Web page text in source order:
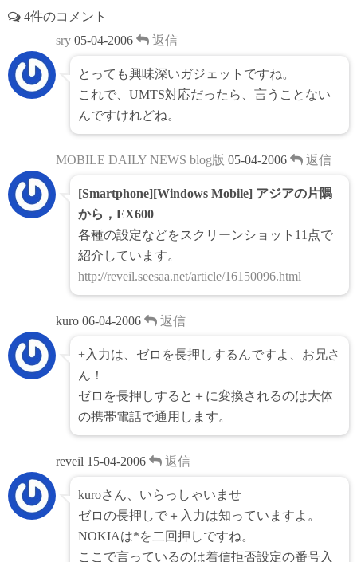
4件のコメント
sry 05-04-2006 返信
とっても興味深いガジェットですね。
これで、UMTS対応だったら、言うことない
んですけれどね。
MOBILE DAILY NEWS blog版 05-04-2006 返信
[Smartphone][Windows Mobile] アジアの片隅
から，EX600
各種の設定などをスクリーンショット11点で
紹介しています。
http://reveil.seesaa.net/article/16150096.html
kuro 06-04-2006 返信
+入力は、ゼロを長押しするんですよ、お兄さ
ん！
ゼロを長押しすると＋に変換されるのは大体
の携帯電話で通用します。
reveil 15-04-2006 返信
kuroさん、いらっしゃいませ
ゼロの長押しで＋入力は知っていますよ。
NOKIAは*を二回押しですね。
ここで言っているのは着信拒否設定の番号入